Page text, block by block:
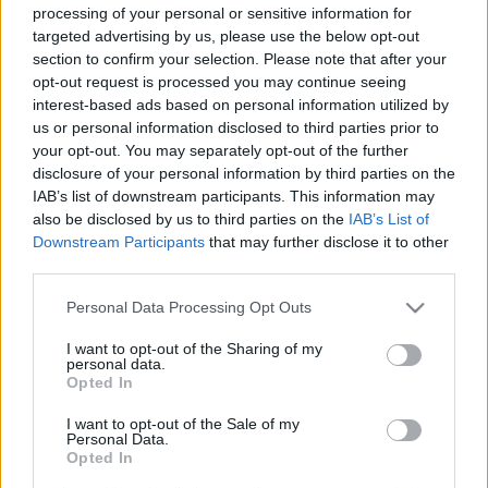
processing of your personal or sensitive information for
targeted advertising by us, please use the below opt-out
section to confirm your selection. Please note that after your
opt-out request is processed you may continue seeing
interest-based ads based on personal information utilized by
us or personal information disclosed to third parties prior to
your opt-out. You may separately opt-out of the further
disclosure of your personal information by third parties on the
IAB’s list of downstream participants. This information may
also be disclosed by us to third parties on the IAB’s List of
Downstream Participants that may further disclose it to other
Please note that this website/app uses one or more Google
not limited to your visit or usage behaviour. You may click to
grant or deny consent to Google and its third-party tags to
use your data for below specified purposes in below Google
consent section.
Personal Data Processing Opt Outs
I want to opt-out of the Sharing of my
personal data.
Opted In
I want to opt-out of the Sale of my
Personal Data.
Opted In
Az exoskeletonokra hasonlító egyenruha
megváltoztathatja az amerikai hadviselést. A
fejlesztésben több hollywoodi film, például a
Vasember, a Robotzsaru és az Avatár ruháit tervező
Legacy Effectsis részt vesz. Jelenleg a prototípus